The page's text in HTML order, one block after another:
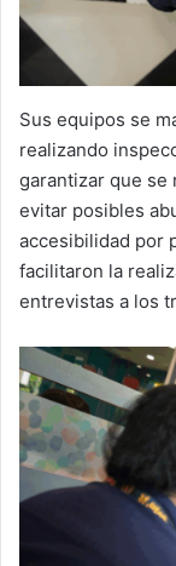
Sus equipos se
realizando
garantizar que se
evitar posibles
accesibilidad por
facilitaron la
entrevistas a los